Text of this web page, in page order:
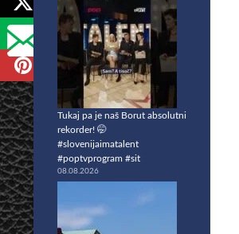
Tukaj pa je naš Borut absolutni
rekorder! 🤭
#slovenijaimatalent
#poptvprogram #sit
08.08.2026